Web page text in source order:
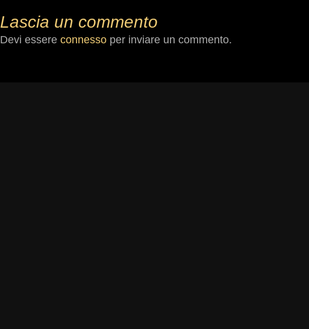
Lascia un commento
Devi essere connessoper inviare un commento.